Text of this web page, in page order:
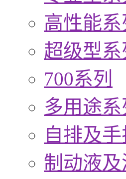
高性能系
超级型系
700系列
多用途系
自排及
制动液及